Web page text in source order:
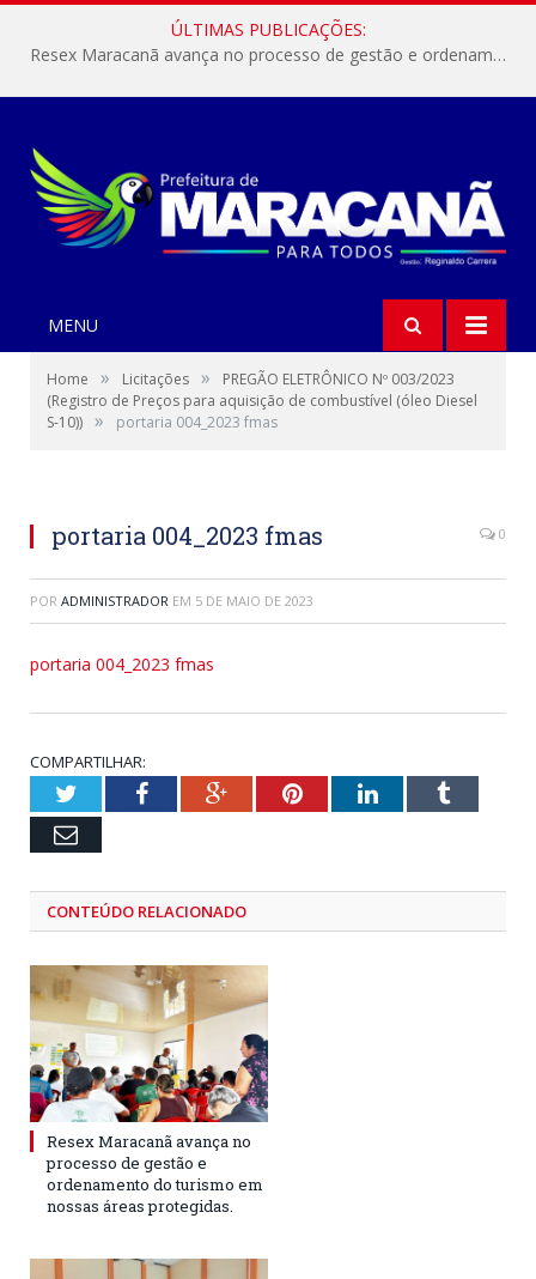
ÚLTIMAS PUBLICAÇÕES:
Resex Maracanã avança no processo de gestão e ordenamento do turismo em nossas áreas protegidas.
MENU
Home » Licitações »
PREGÃO ELETRÔNICO Nº 003/2023
(Registro de Preços para aquisição de combustível (óleo Diesel
S-10)) » portaria 004_2023 fmas
portaria 004_2023 fmas 0
POR ADMINISTRADOR EM 5 DE MAIO DE 2023
portaria 004_2023 fmas
COMPARTILHAR:
TwitterFacebookGoogle+PinterestLinkedInTumblr
Email
CONTEÚDO RELACIONADO
Resex Maracanã avança no
processo de gestão e
ordenamento do turismo em
nossas áreas protegidas.